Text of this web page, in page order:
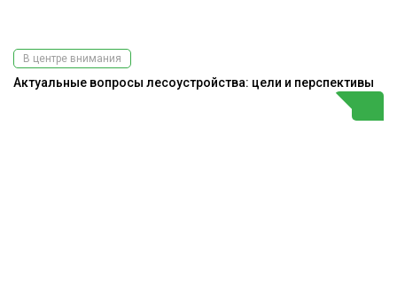
В центре внимания
Актуальные вопросы лесоустройства: цели и перспективы